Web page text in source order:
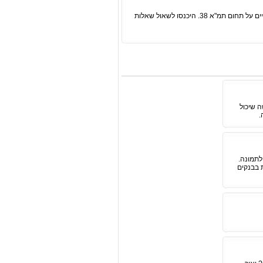
, שזה אתר מדהים הכולל את כל המידע הקיים על תחום תמ"א 38. היכנסו לשאול שאלות
הכי קשה שיכול
בבנקים